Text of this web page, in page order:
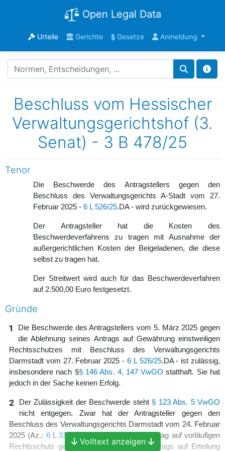
Open Legal Data
Urteile Gerichte §Gesetze Anmeldung
Beschluss vom Hessischer
Verwaltungsgerichtshof (3.
Senat) - 3 B 478/25
Tenor
Die Beschwerde des Antragstellers gegen den
Beschluss des Verwaltungsgerichts A-Stadt vom 27.
Februar 2025 - 6 L 526/25.DA - wird zurückgewiesen.
Der Antragsteller hat die Kosten des
Beschwerdeverfahrens zu tragen mit Ausnahme der
außergerichtlichen Kosten der Beigeladenen, die diese
selbst zu tragen hat.
Der Streitwert wird auch für das Beschwerdeverfahren
auf 2.500,00 Euro festgesetzt.
Gründe
1
Die Beschwerde des Antragstellers vom 5. März 2025 gegen
die Ablehnung seines Antrags auf Gewährung einstweiligen
Rechtsschutzes mit Beschluss des Verwaltungsgerichts
Darmstadt vom 27. Februar 2025 - 6 L 526/25.DA - ist zulässig,
insbesondere nach §§ 146 Abs. 4, 147 VwGO statthaft. Sie hat
jedoch in der Sache keinen Erfolg.
2 Der Zulässigkeit der Beschwerde steht § 123 Abs. 5 VwGO
nicht entgegen. Zwar hat der Antragsteller gegen den
Beschluss des Verwaltungsgerichts Darmstadt vom 24. Februar
2025 (Az.: 6 L 3138/24
.DA), mit dem der Antrag auf vorläufigen
Rechtsschutz gegen die Ablehnung des Antrags auf Erteilung
Volltext anzeigen